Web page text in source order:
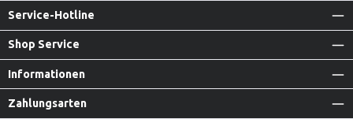
Service-Hotline
Shop Service
Informationen
Zahlungsarten